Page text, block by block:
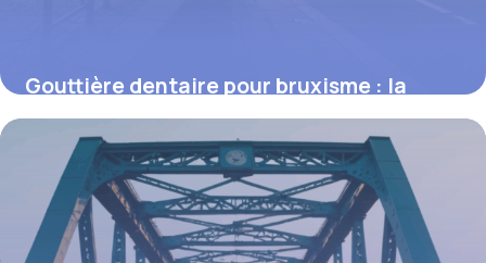
Gouttière dentaire pour bruxisme : la
solution efficace contre le grincement
nocturne
16 juin 2026